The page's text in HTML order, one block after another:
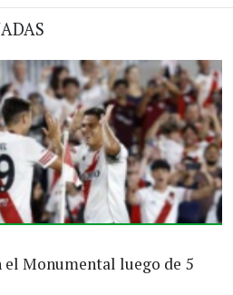
Monumental luego de 5